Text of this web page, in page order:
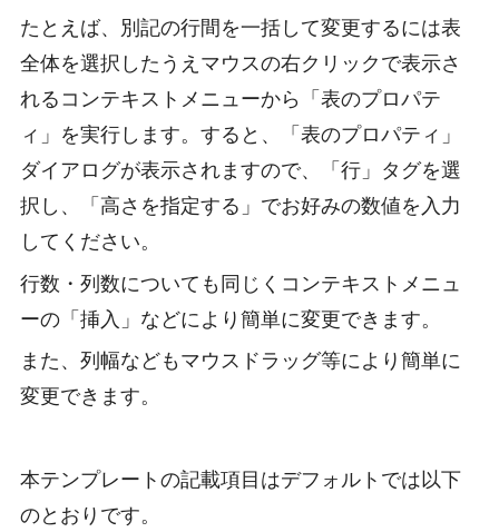
たとえば、別記の行間を一括して変更するには表
全体を選択したうえマウスの右クリックで表示さ
れるコンテキストメニューから「表のプロパテ
ィ」を実行します。すると、「表のプロパティ」
ダイアログが表示されますので、「行」タグを選
択し、「高さを指定する」でお好みの数値を入力
してください。
行数・列数についても同じくコンテキストメニュ
ーの「挿入」などにより簡単に変更できます。
また、列幅などもマウスドラッグ等により簡単に
変更できます。
本テンプレートの記載項目はデフォルトでは以下
のとおりです。